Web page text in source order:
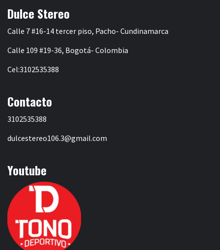
Dulce Stereo
Calle 7 #16-14 tercer piso, Pacho- Cundinamarca
Calle 109 #19-36, Bogotá- Colombia
Cel:3102535388
Contacto
3102535388
dulcestereo106.3@gmail.com
Youtube